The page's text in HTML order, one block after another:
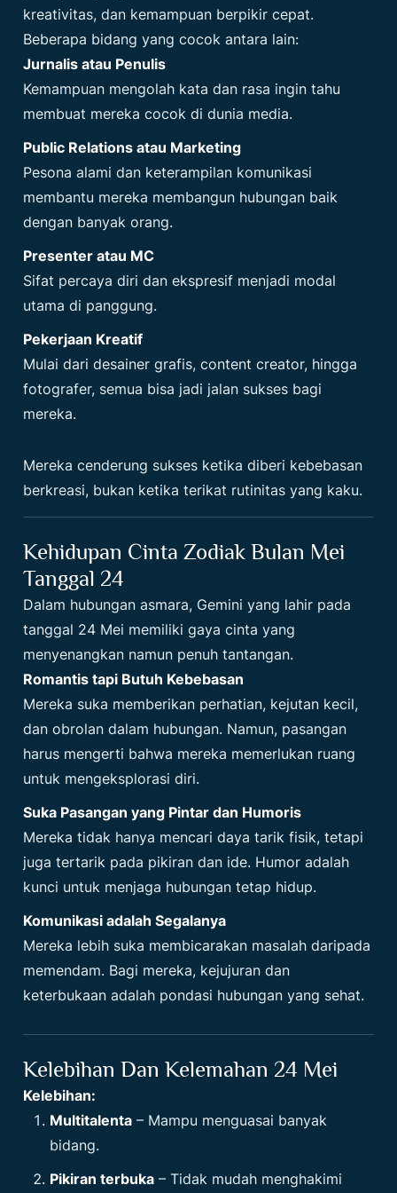
kreativitas, dan kemampuan berpikir cepat.
Beberapa bidang yang cocok antara lain:
Jurnalis atau Penulis
Kemampuan mengolah kata dan rasa ingin tahu
membuat mereka cocok di dunia media.
Public Relations atau Marketing
Pesona alami dan keterampilan komunikasi
membantu mereka membangun hubungan baik
dengan banyak orang.
Presenter atau MC
Sifat percaya diri dan ekspresif menjadi modal
utama di panggung.
Pekerjaan Kreatif
Mulai dari desainer grafis, content creator, hingga
fotografer, semua bisa jadi jalan sukses bagi
mereka.
Mereka cenderung sukses ketika diberi kebebasan
berkreasi, bukan ketika terikat rutinitas yang kaku.
Kehidupan Cinta Zodiak Bulan Mei
Tanggal 24
Dalam hubungan asmara, Gemini yang lahir pada
tanggal 24 Mei memiliki gaya cinta yang
menyenangkan namun penuh tantangan.
Romantis tapi Butuh Kebebasan
Mereka suka memberikan perhatian, kejutan kecil,
dan obrolan dalam hubungan. Namun, pasangan
harus mengerti bahwa mereka memerlukan ruang
untuk mengeksplorasi diri.
Suka Pasangan yang Pintar dan Humoris
Mereka tidak hanya mencari daya tarik fisik, tetapi
juga tertarik pada pikiran dan ide. Humor adalah
kunci untuk menjaga hubungan tetap hidup.
Komunikasi adalah Segalanya
Mereka lebih suka membicarakan masalah daripada
memendam. Bagi mereka, kejujuran dan
keterbukaan adalah pondasi hubungan yang sehat.
Kelebihan Dan Kelemahan 24 Mei
Kelebihan:
Multitalenta – Mampu menguasai banyak
bidang.
Pikiran terbuka – Tidak mudah menghakimi